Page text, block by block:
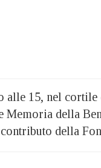
alle 15, nel
Memoria della
della